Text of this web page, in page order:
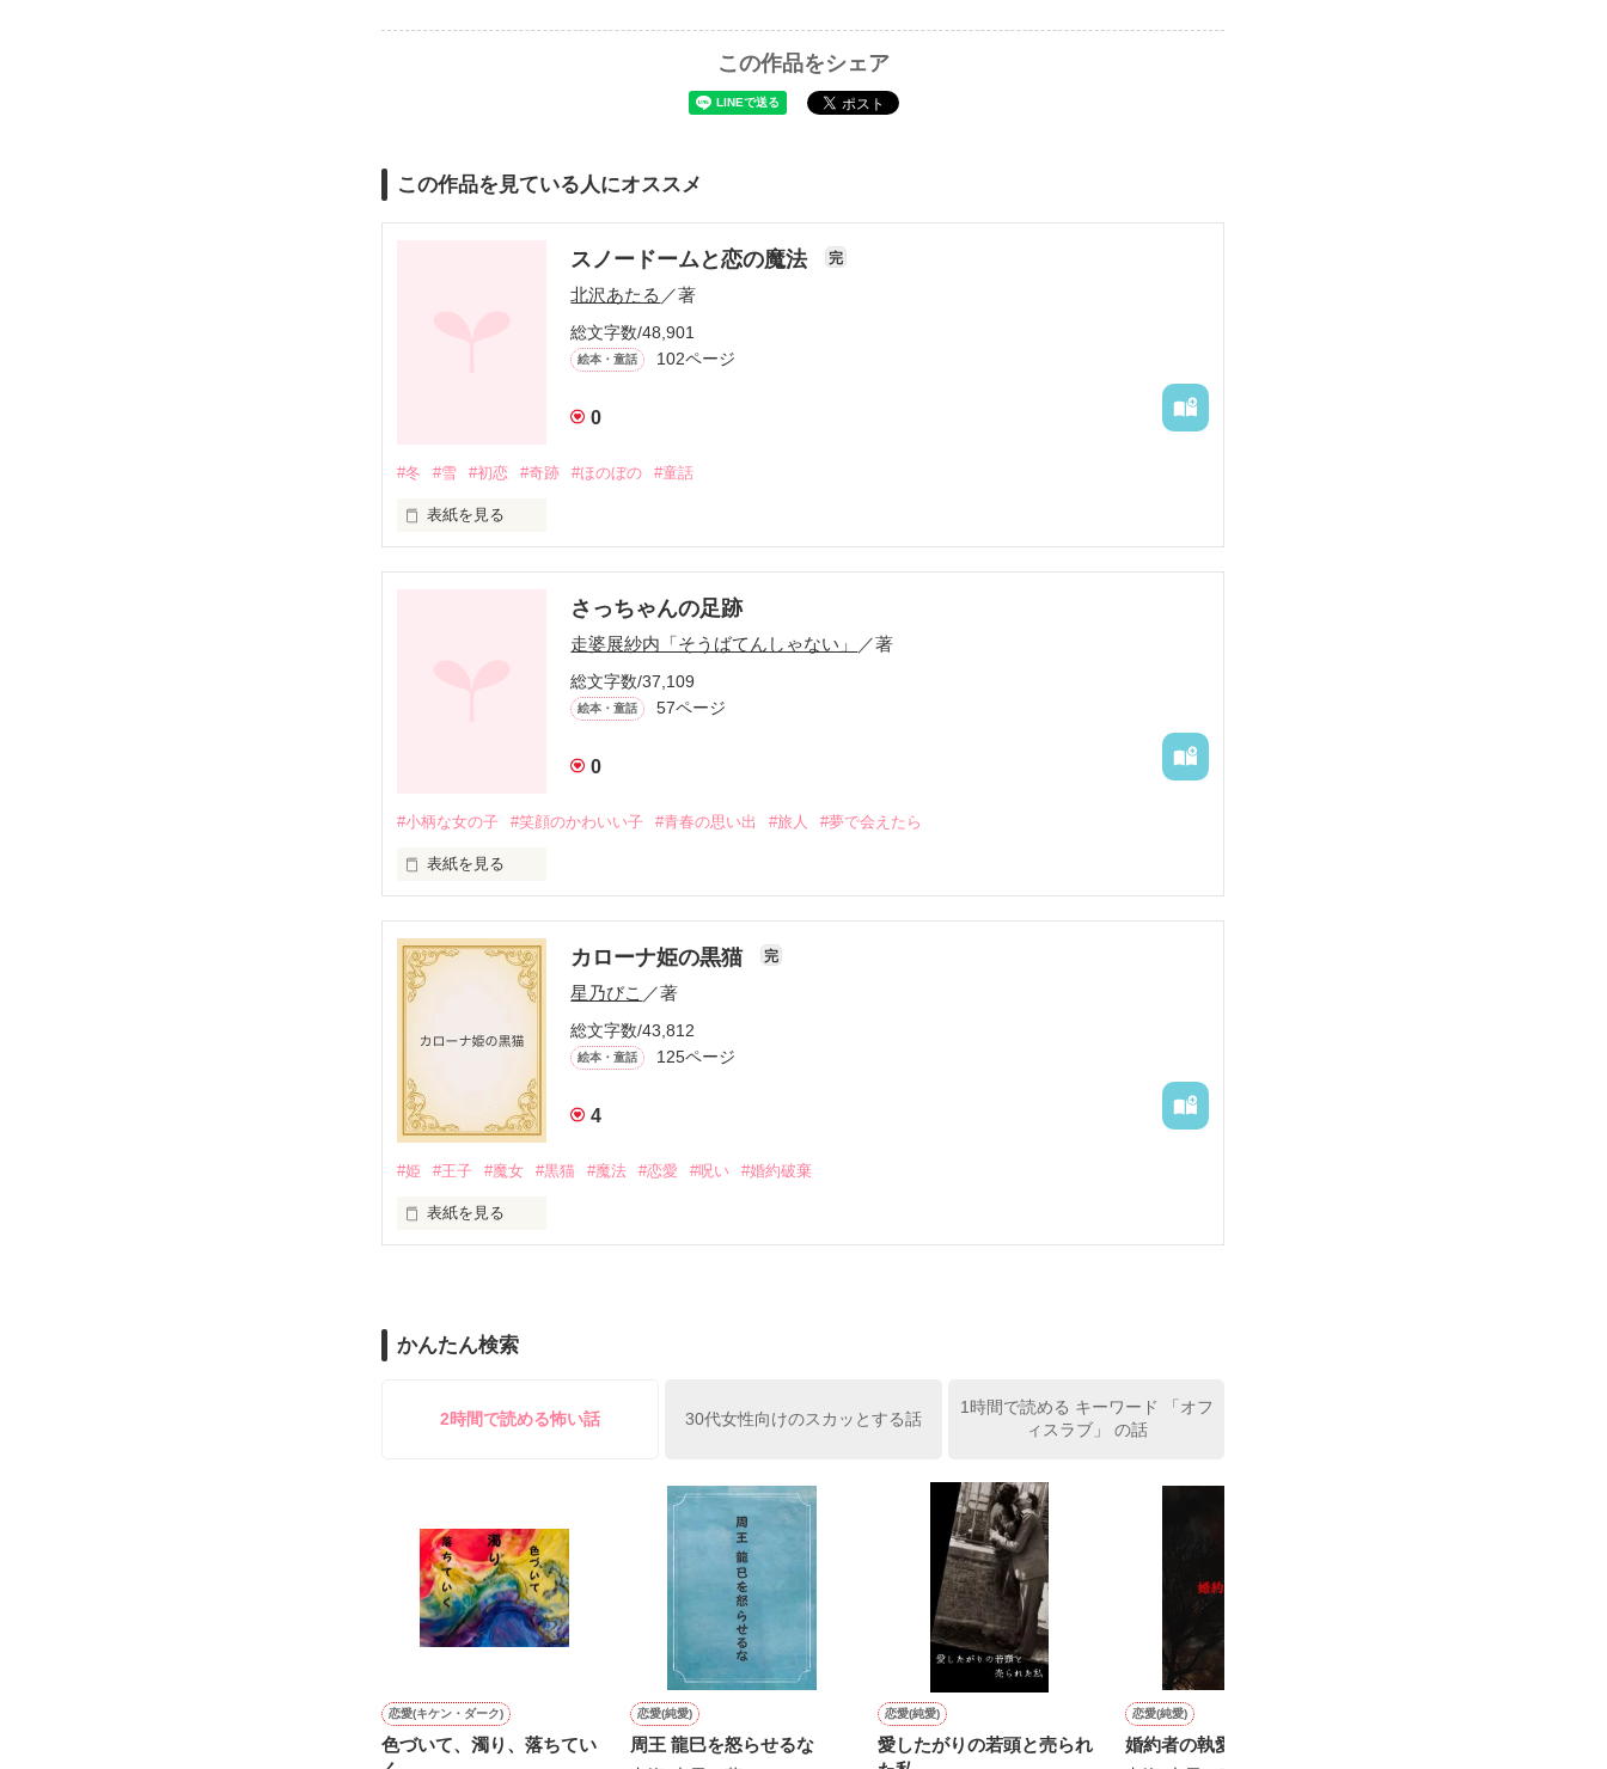
この作品をシェア
この作品を見ている人にオススメ
スノードームと恋の魔法 完
北沢あたる ／著
総文字数/48,901
絵本・童話 102ページ
0
#冬 #雪 #初恋 #奇跡 #ほのぼの #童話
表紙を見る
～寒い冬の日に心が温まるお話をお送りします～
その子の名前はミライちゃんといった。
どんな字を書くのか、それが本当の名前なのかも確かではなかった。
____第1話「ミライ」
プレゼントは物だけじゃないって僕は思うんだ。
____第2話「プレゼント」
____第3話 「トワ」
*3つのお話が交わる時_____奇跡が起きる？
2014.1.18(start)～2014.4.19(完結しました！)
さっちゃんの足跡
走婆展紗内「そうばてんしゃない」 ／著
総文字数/37,109
絵本・童話 57ページ
0
#小柄な女の子 #笑顔のかわいい子 #青春の思い出 #旅人 #夢で会えたら
表紙を見る
ぼくのことは覚えているかな？
みんなのことは覚えているかな？
いつかまた会えるかな？
好きだったよ　さっちゃん。
カローナ姫の黒猫 完
星乃びこ ／著
総文字数/43,812
絵本・童話 125ページ
4
#姫 #王子 #魔女 #黒猫 #魔法 #恋愛 #呪い #婚約破棄
表紙を見る
*＊*＊*＊*＊*＊*＊*＊*
かんたん検索
2時間で読める怖い話 30代女性向けのスカッとする話
1時間で読める キーワード 「オフ
ィスラブ」 の話
恋愛(キケン・ダーク)
色づいて、濁り、落ちてい
恋愛(純愛)
周王 龍巳を怒らせるな
恋愛(純愛)
愛したがりの若頭と売られ
恋愛(純愛)
婚約者の執愛